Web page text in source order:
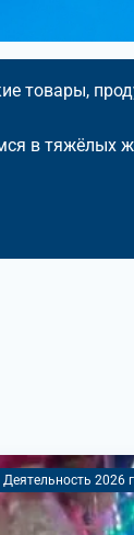
товары,
в тяжёлых
Деятельность 2026